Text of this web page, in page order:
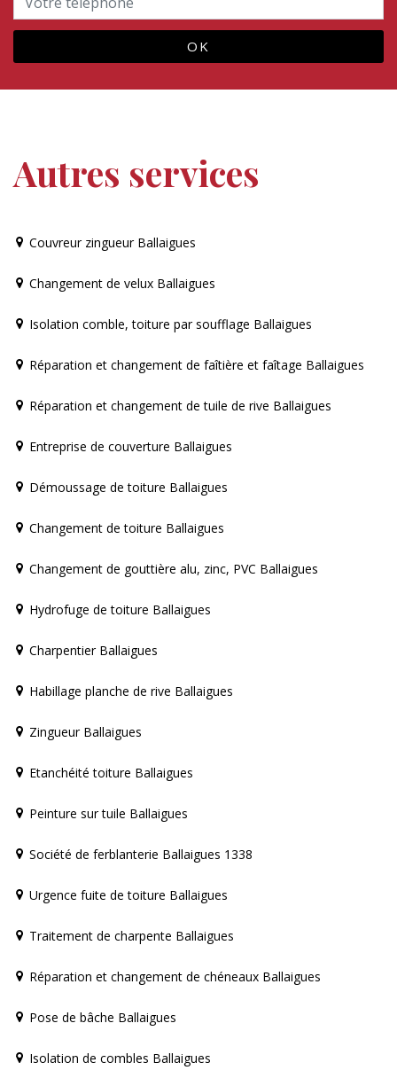
Autres services
Couvreur zingueur Ballaigues
Changement de velux Ballaigues
Isolation comble, toiture par soufflage Ballaigues
Réparation et changement de faîtière et faîtage Ballaigues
Réparation et changement de tuile de rive Ballaigues
Entreprise de couverture Ballaigues
Démoussage de toiture Ballaigues
Changement de toiture Ballaigues
Changement de gouttière alu, zinc, PVC Ballaigues
Hydrofuge de toiture Ballaigues
Charpentier Ballaigues
Habillage planche de rive Ballaigues
Zingueur Ballaigues
Etanchéité toiture Ballaigues
Peinture sur tuile Ballaigues
Société de ferblanterie Ballaigues 1338
Urgence fuite de toiture Ballaigues
Traitement de charpente Ballaigues
Réparation et changement de chéneaux Ballaigues
Pose de bâche Ballaigues
Isolation de combles Ballaigues